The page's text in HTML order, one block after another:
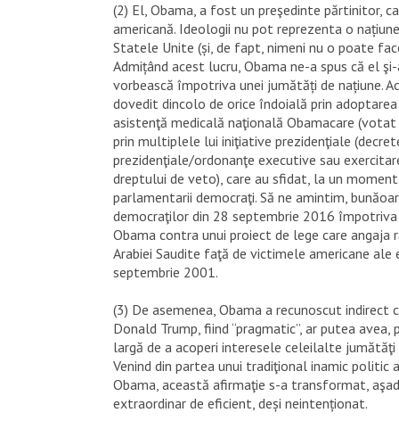
(2) El, Obama, a fost un preşedinte părtinitor,
americană. Ideologii nu pot reprezenta o
Statele Unite (și, de fapt, nimeni nu o poate
Admițând acest lucru, Obama ne-a spus că el
vorbească împotriva unei jumătăți de națiune.
dovedit dincolo de orice îndoială prin
asistenţă medicală naţională Obamacare
prin multiplele lui iniţiative prezidenţiale
prezidenţiale/ordonanţe executive sau
dreptului de veto), care au sfidat, la un
parlamentarii democraţi. Să ne amintim,
democraţilor din 28 septembrie 2016
Obama contra unui proiect de lege care angaja
Arabiei Saudite faţă de victimele americane
septembrie 2001.
(3) De asemenea, Obama a recunoscut indirect
Donald Trump, fiind “pragmatic”, ar putea avea,
largă de a acoperi interesele celeilalte jumătăţi
Venind din partea unui tradiţional inamic politic
Obama, această afirmaţie s-a transformat,
extraordinar de eficient, deși neintenționat.